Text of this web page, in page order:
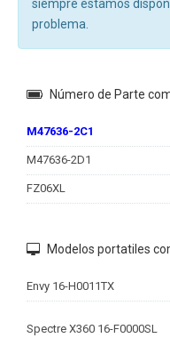
siempre estamos
problema.
Número de Parte
M47636-2C1
M47636-2D1
FZ06XL
Modelos portatiles
Envy 16-H0011TX
Spectre X360 16-F0000SL